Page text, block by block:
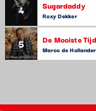
4 Sugardaddy
Roxy Dekker
5 De Mooiste
Marco de Hollander